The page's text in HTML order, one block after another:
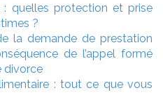
: quelles protection et prise
?
la demande de prestation
de l’appel formé
divorce
: tout ce que vous